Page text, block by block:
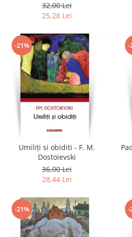
32,00 Lei
25,28 Lei
-21%
Umiliți si obiditi - F. M.
Dostoievski
36,00 Lei
28,44 Lei
-
-21% -